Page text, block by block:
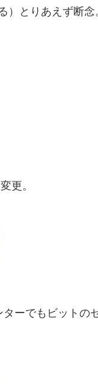
とりあえず断
更。
ーでもビットの